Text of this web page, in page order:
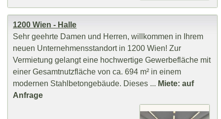
1200 Wien - Halle
Sehr geehrte Damen und Herren, willkommen in Ihrem
neuen Unternehmensstandort in 1200 Wien! Zur
Vermietung gelangt eine hochwertige Gewerbefläche mit
einer Gesamtnutzfläche von ca. 694 m² in einem
modernen Stahlbetongebäude. Dieses ... Miete: auf
Anfrage